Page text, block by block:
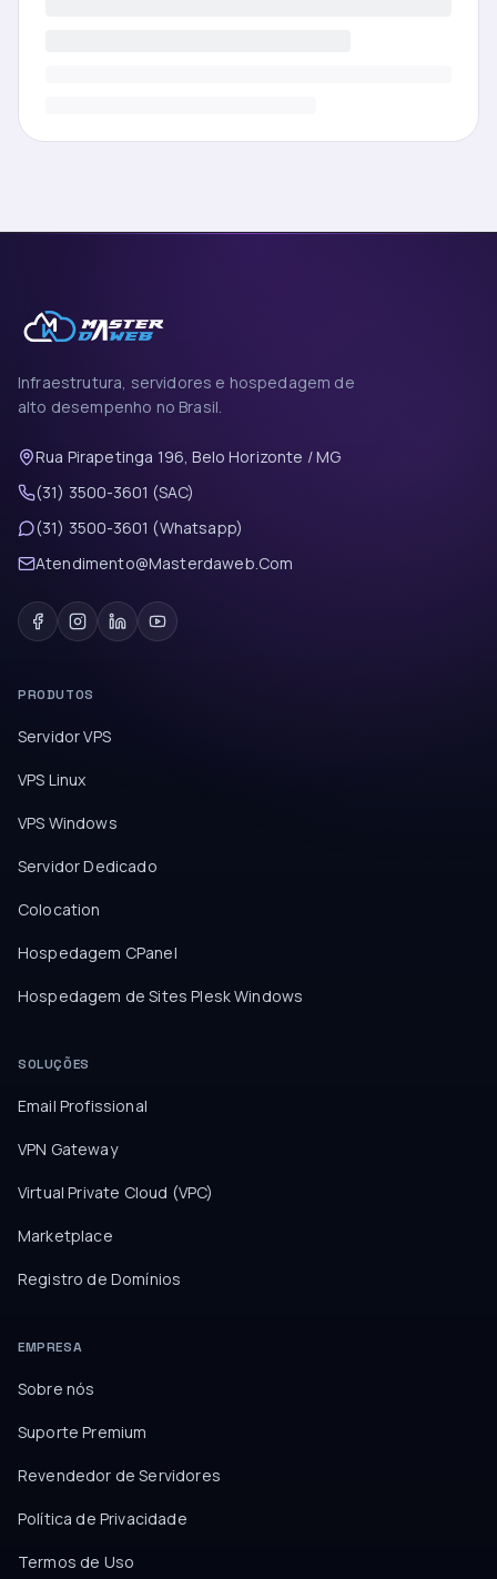
Infraestrutura, servidores e hospedagem de
alto desempenho no Brasil.
Rua Pirapetinga 196, Belo Horizonte / MG
(31) 3500-3601 (SAC)
(31) 3500-3601 (Whatsapp)
Atendimento@Masterdaweb.Com
PRODUTOS
Servidor VPS
VPS Linux
VPS Windows
Servidor Dedicado
Colocation
Hospedagem CPanel
Hospedagem de Sites Plesk Windows
SOLUÇÕES
Email Profissional
VPN Gateway
Virtual Private Cloud (VPC)
Marketplace
Registro de Domínios
EMPRESA
Sobre nós
Suporte Premium
Revendedor de Servidores
Política de Privacidade
Termos de Uso